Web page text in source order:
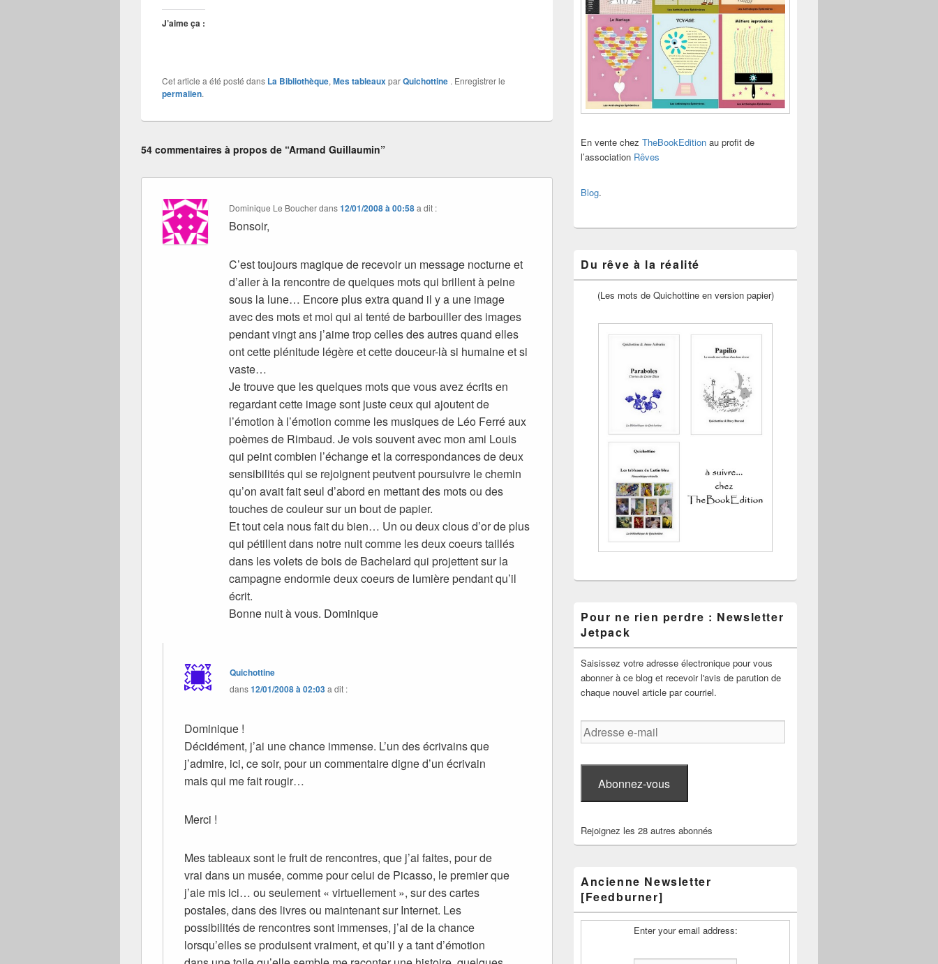
J’aime ça :
Cet article a été posté dans La Bibliothèque, Mes tableauxparQuichottine . Enregistrer le
permalien.
54 commentaires à propos de “Armand Guillaumin”
Dominique Le Boucherdans12/01/2008 à 00:58a dit :
Bonsoir,
C’est toujours magique de recevoir un message nocturne et
d’aller à la rencontre de quelques mots qui brillent à peine
sous la lune… Encore plus extra quand il y a une image
avec des mots et moi qui ai tenté de barbouiller des images
pendant vingt ans j’aime trop celles des autres quand elles
ont cette plénitude légère et cette douceur-là si humaine et si
vaste…
Je trouve que les quelques mots que vous avez écrits en
regardant cette image sont juste ceux qui ajoutent de
l’émotion à l’émotion comme les musiques de Léo Ferré aux
poèmes de Rimbaud. Je vois souvent avec mon ami Louis
qui peint combien l’échange et la correspondances de deux
sensibilités qui se rejoignent peutvent poursuivre le chemin
qu’on avait fait seul d’abord en mettant des mots ou des
touches de couleur sur un bout de papier.
Et tout cela nous fait du bien… Un ou deux clous d’or de plus
qui pétillent dans notre nuit comme les deux coeurs taillés
dans les volets de bois de Bachelard qui projettent sur la
campagne endormie deux coeurs de lumière pendant qu’il
écrit.
Bonne nuit à vous. Dominique
Quichottine
dans12/01/2008 à 02:03a dit :
Dominique !
Décidément, j’ai une chance immense. L’un des écrivains que
j’admire, ici, ce soir, pour un commentaire digne d’un écrivain
mais qui me fait rougir…
Merci !
Mes tableaux sont le fruit de rencontres, que j’ai faites, pour de
vrai dans un musée, comme pour celui de Picasso, le premier que
j’aie mis ici… ou seulement « virtuellement », sur des cartes
postales, dans des livres ou maintenant sur Internet. Les
possibilités de rencontres sont immenses, j’ai de la chance
lorsqu’elles se produisent vraiment, et qu’il y a tant d’émotion
En vente chez TheBookEdition au profit de
l’association Rêves
Blog.
Du rêve à la réalité
(Les mots de Quichottine en version papier)
Pour ne rien perdre : Newsletter
Jetpack
Saisissez votre adresse électronique pour vous
abonner à ce blog et recevoir l'avis de parution de
chaque nouvel article par courriel.
Adresse
e-
Abonnez-vous
Rejoignez les 28 autres abonnés
Ancienne Newsletter
[Feedburner]
Enter your email address: